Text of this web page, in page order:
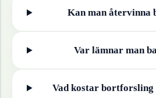
Kan man återvinna
Var lämnar man
Vad kostar bortforsling